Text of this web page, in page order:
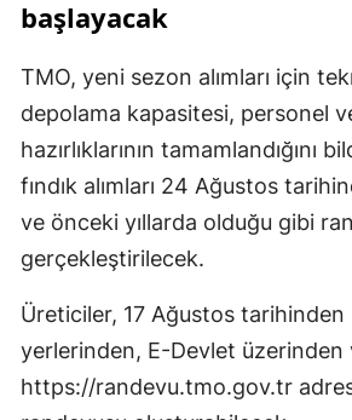
başlayacak
TMO, yeni sezon alımları için
depolama kapasitesi, personel
hazırlıklarının tamamlandığını
fındık alımları 24 Ağustos
ve önceki yıllarda olduğu gibi
gerçekleştirilecek.
Üreticiler, 17 Ağustos
yerlerinden, E-Devlet üzerinden
https://randevu.tmo.gov.tr adresi